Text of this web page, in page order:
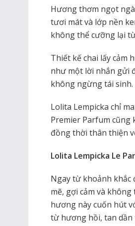
Hương thơm ngọt
tươi mát và lớp nền
không thể cưỡng lại
Thiết kế chai lấy cảm
như một lời nhắn gửi
không ngừng tái sinh.
Lolita Lempicka chỉ
Premier Parfum
đồng thời thân thiện
Lolita Lempicka Le
Ngay từ khoảnh khắc
mẽ, gợi cảm và
hương này cuốn hút
từ hương hồi, tan dần